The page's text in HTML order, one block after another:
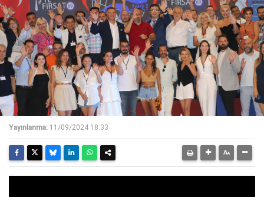
Yayınlanma: 11/09/2024 18:33